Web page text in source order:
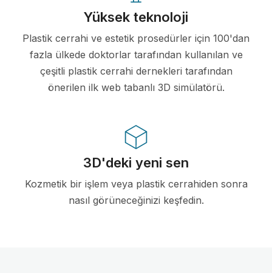
Yüksek teknoloji
Plastik cerrahi ve estetik prosedürler için 100'dan
fazla ülkede doktorlar tarafından kullanılan ve
çeşitli plastik cerrahi dernekleri tarafından
önerilen ilk web tabanlı 3D simülatörü.
3D'deki yeni sen
Kozmetik bir işlem veya plastik cerrahiden sonra
nasıl görüneceğinizi keşfedin.